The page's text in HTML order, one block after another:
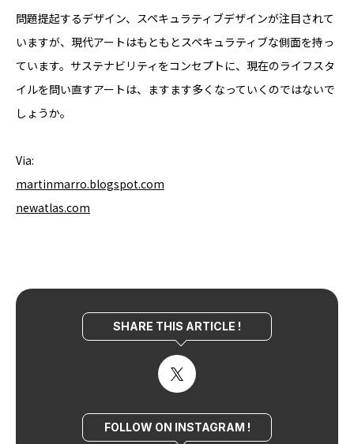
問題提起するデザイン、スペキュラティブデザインが注目されて
いますが、現代アートはもともとスペキュラティブな側面を持っ
ています。サステナビリティをコンセプトに、現在のライフスタ
イルを問い直すアートは、ますます多くなっていくのではないで
しょうか。
Via:
martinmarro.blogspot.com
newatlas.com
SHARE THIS ARTICLE !
FOLLOW ON INSTAGRAM !